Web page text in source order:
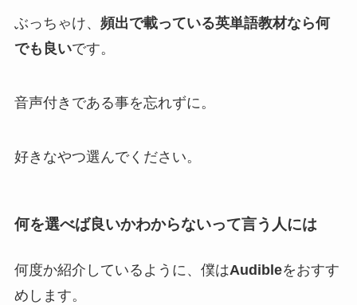
ぶっちゃけ、 頻出で載っている英単語教材なら何
でも良いです。
音声付きである事を忘れずに。
好きなやつ選んでください。
何を選べば良いかわからないって言う人には
何度か紹介しているように、僕はAudibleをおすす
めします。